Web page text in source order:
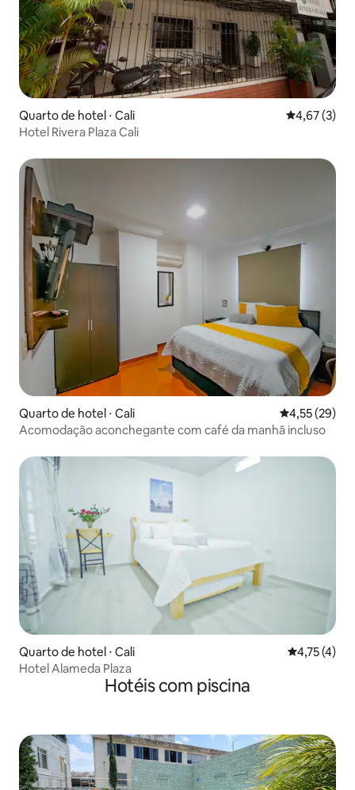
Quarto de hotel ⋅ Cali 4,67 de
4,67 (3)
Hotel Rivera Plaza Cali
Quarto de hotel ⋅ Cali 4,55 de uma
4,55 (29)
Acomodação aconchegante com café da manhã incluso
Quarto de hotel ⋅ Cali 4,75 de
4,75 (4)
Hotel Alameda Plaza
Hotéis com piscina